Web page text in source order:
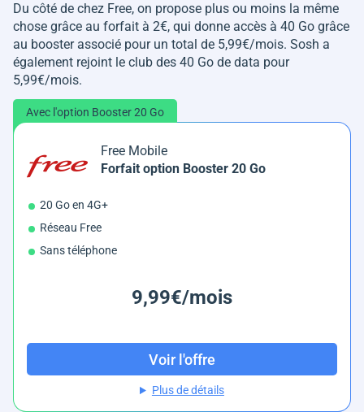
Du côté de chez Free, on propose plus ou moins la même
chose grâce au forfait à 2€, qui donne accès à 40 Go grâce
au booster associé pour un total de 5,99€/mois. Sosh a
également rejoint le club des 40 Go de data pour
5,99€/mois.
Avec l'option Booster 20 Go
Free Mobile
Forfait option Booster 20 Go
20 Go en 4G+
Réseau Free
Sans téléphone
9,99€/mois
Voir l'offre
Plus de détails